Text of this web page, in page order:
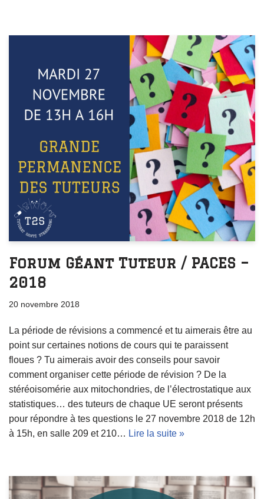
Forum Géant Tuteur / PACES –
2018
20 novembre 2018
La période de révisions a commencé et tu aimerais être au
point sur certaines notions de cours qui te paraissent
floues ? Tu aimerais avoir des conseils pour savoir
comment organiser cette période de révision ? De la
stéréoisomérie aux mitochondries, de l’électrostatique aux
statistiques… des tuteurs de chaque UE seront présents
pour répondre à tes questions le 27 novembre 2018 de 12h
à 15h, en salle 209 et 210… Lire la suite »